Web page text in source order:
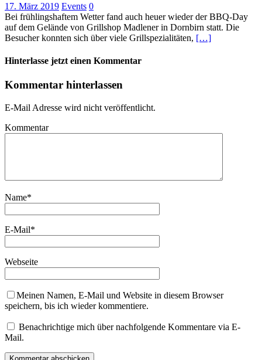
17. März 2019 Events 0
Bei frühlingshaftem Wetter fand auch heuer wieder der BBQ-Day
auf dem Gelände von Grillshop Madlener in Dornbirn statt. Die
Besucher konnten sich über viele Grillspezialitäten, […]
Hinterlasse jetzt einen Kommentar
Kommentar hinterlassen
E-Mail Adresse wird nicht veröffentlicht.
Kommentar
Name*
E-Mail*
Webseite
Meinen Namen, E-Mail und Website in diesem Browser
speichern, bis ich wieder kommentiere.
Benachrichtige mich über nachfolgende Kommentare via E-
Mail.